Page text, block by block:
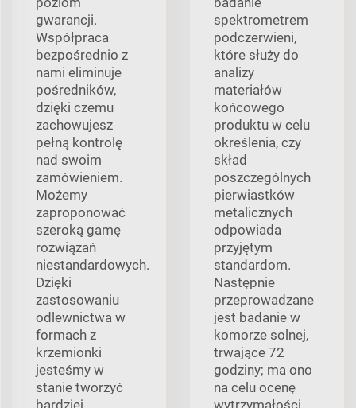
gwarancji.
Współpraca
bezpośrednio z
nami eliminuje
pośredników,
dzięki czemu
zachowujesz
pełną kontrolę
nad swoim
zamówieniem.
Możemy
zaproponować
szeroką gamę
rozwiązań
niestandardowych.
Dzięki
zastosowaniu
odlewnictwa w
formach z
krzemionki
jesteśmy w
stanie tworzyć
bardziej
spektrometrem
podczerwieni,
które służy do
analizy
materiałów
końcowego
produktu w celu
określenia, czy
skład
poszczególnych
pierwiastków
metalicznych
odpowiada
przyjętym
standardom.
Następnie
przeprowadzane
jest badanie w
komorze solnej,
trwające 72
godziny; ma ono
na celu ocenę
wytrzymałości